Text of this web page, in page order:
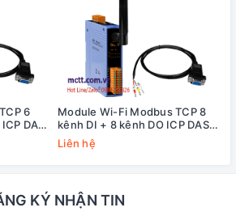
6
DAS
Module Wi-Fi Modbus TCP 8
kênh DI + 8 kênh DO ICP DAS
WF-2255 CR
Liên hệ
KÝ NHẬN TIN